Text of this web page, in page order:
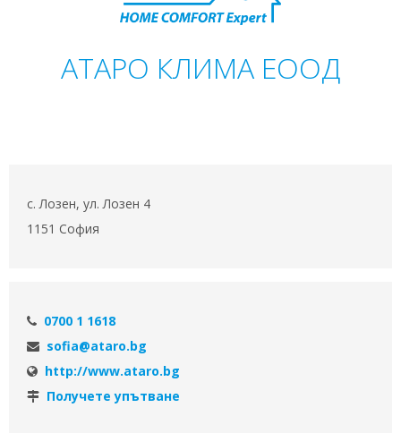
АТАРО КЛИМА ЕООД
с. Лозен, ул. Лозен 4
1151 София
0700 1 1618
sofia@ataro.bg
http://www.ataro.bg
Получете упътване